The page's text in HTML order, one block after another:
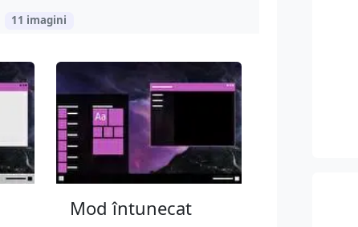
11 imagini
Mod întunecat